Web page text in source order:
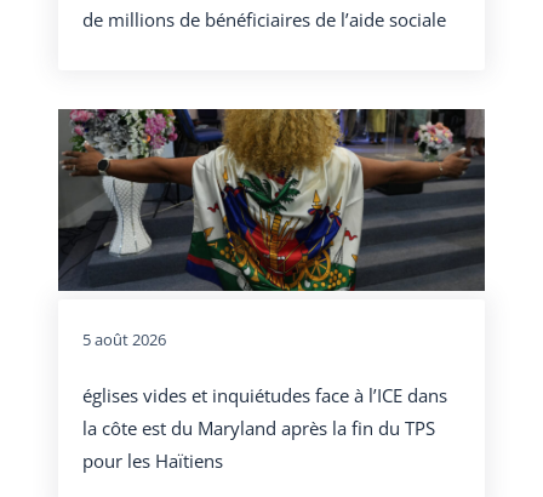
de millions de bénéficiaires de l’aide sociale
5 août 2026
églises vides et inquiétudes face à l’ICE dans
la côte est du Maryland après la fin du TPS
pour les Haïtiens